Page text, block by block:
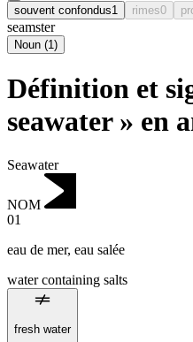
souvent confondus1 rimes0
seamster
Noun (1)
Définition et
seawater » en
Seawater
NOM
01
eau de mer, eau salée
water containing salts
fresh water